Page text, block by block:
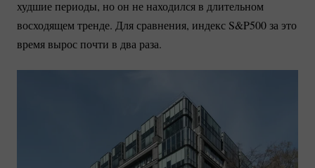
худшие периоды, но он не находился в длительном
восходящем тренде. Для сравнения, индекс S&P500 за это
время вырос почти в два раза.